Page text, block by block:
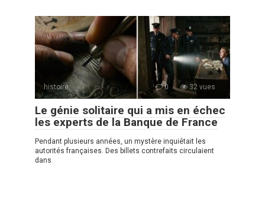
histoire 0 32 vues
Le génie solitaire qui a mis en échec
les experts de la Banque de France
Pendant plusieurs années, un mystère inquiétait les
autorités françaises. Des billets contrefaits circulaient
dans